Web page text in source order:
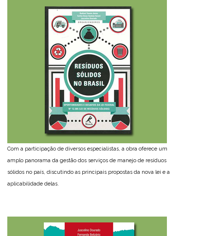
Com a participação de diversos especialistas, a obra oferece um
amplo panorama da gestão dos serviços de manejo de resíduos
sólidos no país, discutindo as principais propostas da nova lei e a
aplicabilidade delas.